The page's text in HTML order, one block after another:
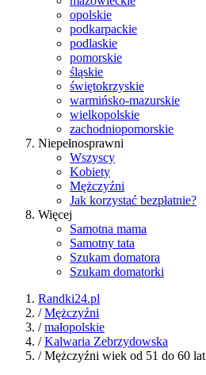
opolskie
podkarpackie
podlaskie
pomorskie
śląskie
świętokrzyskie
warmińsko-mazurskie
wielkopolskie
zachodniopomorskie
Niepełnosprawni
Wszyscy
Kobiety
Mężczyźni
Jak korzystać bezpłatnie?
Więcej
Samotna mama
Samotny tata
Szukam domatora
Szukam domatorki
Randki24.pl
/Mężczyźni
/małopolskie
/Kalwaria Zebrzydowska
/ Mężczyźni wiek od 51 do 60 lat